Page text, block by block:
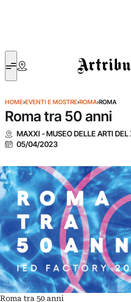
Artribune
HOME›EVENTI E MOSTRE›ROMA›ROMA
Roma tra 50 anni
MAXXI - MUSEO DELLE ARTI DEL
05/04/2023
Roma tra 50 anni